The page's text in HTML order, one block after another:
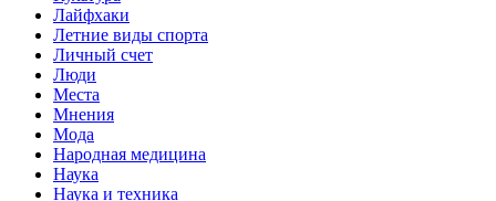
Лайфхаки
Летние виды спорта
Личный счет
Люди
Места
Мнения
Мода
Народная медицина
Наука
Наука и техника